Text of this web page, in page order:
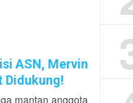
ASN, Mervin
Didukung!
mantan anggota